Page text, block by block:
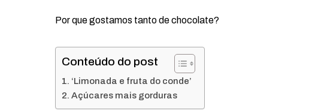
Por que gostamos tanto de chocolate?
Conteúdo do post
‘Limonada e fruta do conde’
Açúcares mais gorduras